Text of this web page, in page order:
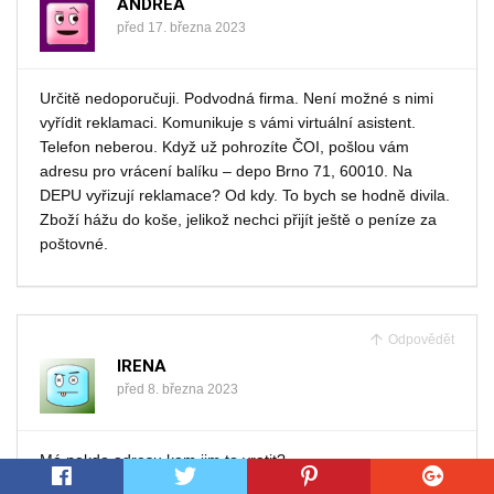
ANDREA
před 17. března 2023
Určitě nedoporučuji. Podvodná firma. Není možné s nimi
vyřídit reklamaci. Komunikuje s vámi virtuální asistent.
Telefon neberou. Když už pohrozíte ČOI, pošlou vám
adresu pro vrácení balíku – depo Brno 71, 60010. Na
DEPU vyřizují reklamace? Od kdy. To bych se hodně divila.
Zboží hážu do koše, jelikož nechci přijít ještě o peníze za
poštovné.
Odpovědět
IRENA
před 8. března 2023
Má nekdo adresu kam jim to vratit?